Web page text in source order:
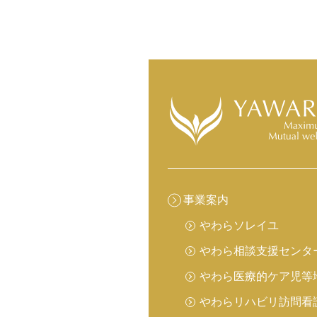
事業案内
やわら ソレイユ
やわら相談支援センタ
やわら医療的ケア児等
やわらリハビリ訪問看